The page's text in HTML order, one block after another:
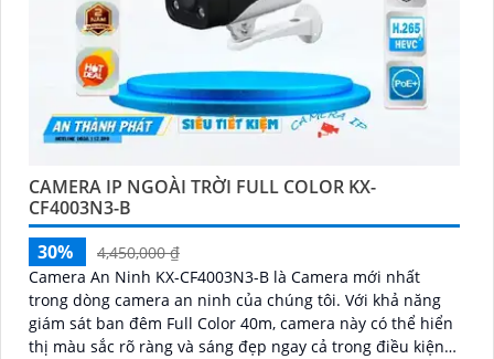
CAMERA IP NGOÀI TRỜI FULL COLOR KX-
CF4003N3-B
30%
4,450,000 ₫
Camera An Ninh KX-CF4003N3-B là Camera mới nhất
trong dòng camera an ninh của chúng tôi. Với khả năng
giám sát ban đêm Full Color 40m, camera này có thể hiển
thị màu sắc rõ ràng và sáng đẹp ngay cả trong điều kiện